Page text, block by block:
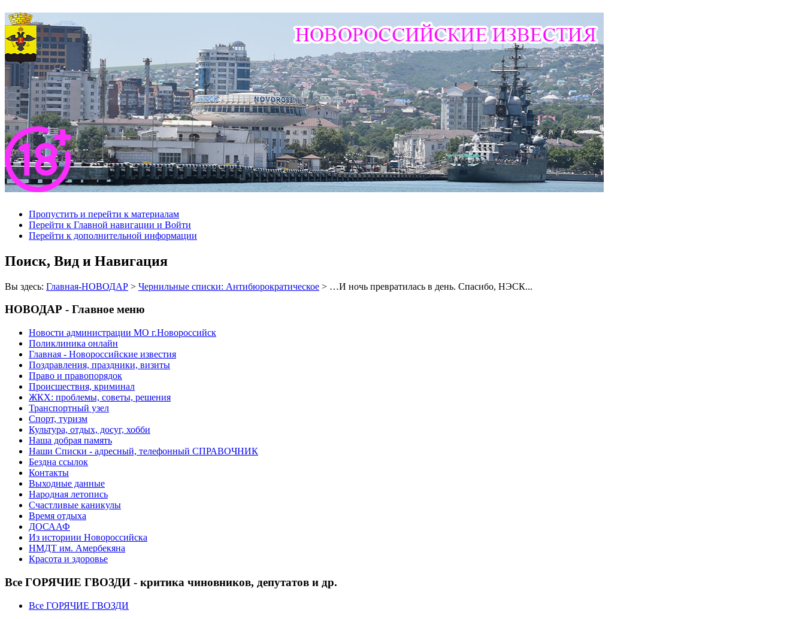
Пропустить и перейти к материалам
Перейти к Главной навигации и Войти
Перейти к дополнительной информации
Поиск, Вид и Навигация
Вы здесь: Главная-НОВОДАР > Чернильные списки: Антибюрократическое > …И ночь превратилась в день. Спасибо, НЭСК...
НОВОДАР - Главное меню
Новости администрации МО г.Новороссийск
Поликлиника онлайн
Главная - Новороссийские известия
Поздравления, праздники, визиты
Право и правопорядок
Происшествия, криминал
ЖКХ: проблемы, советы, решения
Транспортный узел
Спорт, туризм
Культура, отдых, досуг, хобби
Наша добрая память
Наши Списки - адресный, телефонный СПРАВОЧНИК
Бездна ссылок
Контакты
Выходные данные
Народная летопись
Счастливые каникулы
Время отдыха
ДОСААФ
Из историии Новороссийска
НМДТ им. Амербекяна
Красота и здоровье
Все ГОРЯЧИЕ ГВОЗДИ - критика чиновников, депутатов и др.
Все ГОРЯЧИЕ ГВОЗДИ